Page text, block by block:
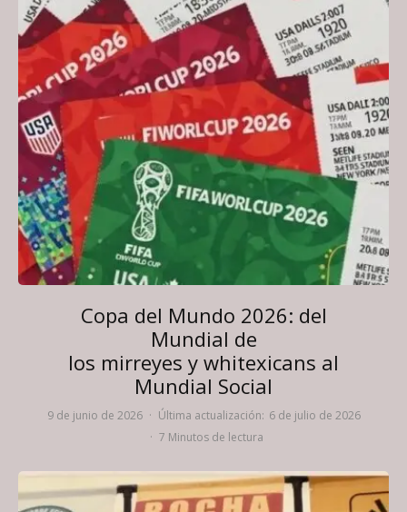
Copa del Mundo 2026: del
Mundial de
los mirreyes y whitexicans al
Mundial Social
9 de junio de 2026 · Última actualización: 6 de julio de 2026
· 7 Minutos de lectura